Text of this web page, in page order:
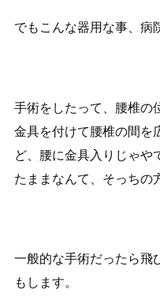
でもこんな器用な事、病
手術をしたって、腰椎の
金具を付けて腰椎の間を
ど、腰に金具入りじゃや
たままなんて、そっちの
一般的な手術だったら飛
もします。